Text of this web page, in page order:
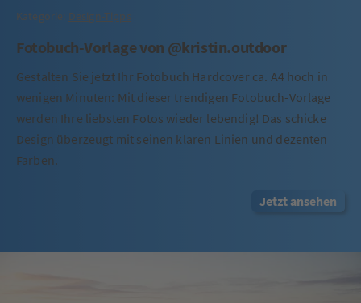
Kategorie: Design-Tipps
Fotobuch-Vorlage von @kristin.outdoor
Gestalten Sie jetzt Ihr Fotobuch Hardcover ca. A4 hoch in
wenigen Minuten: Mit dieser trendigen Fotobuch-Vorlage
werden Ihre liebsten Fotos wieder lebendig! Das schicke
Design überzeugt mit seinen klaren Linien und dezenten
Farben.
Jetzt ansehen